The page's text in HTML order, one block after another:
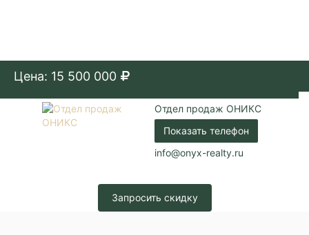
Цена: 15 500 000
Отдел продаж ОНИКС
Показать телефон
info@onyx-realty.ru
Запросить скидку